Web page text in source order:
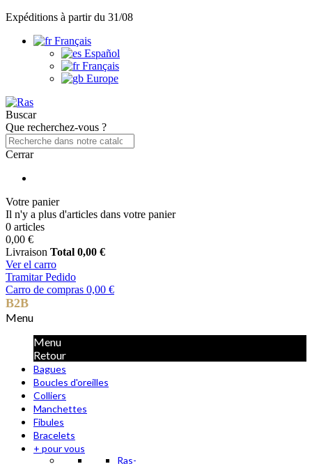
Expéditions à partir du 31/08
Français
Español
Français
Europe
Buscar
Que recherchez-vous ?
Cerrar
Votre panier
Il n'y a plus d'articles dans votre panier
0 articles
0,00 €
Livraison Total 0,00 €
Ver el carro
Tramitar Pedido
Carro de compras 0,00 €
B2B
Menu
Menu
Retour
Bagues
Boucles d'oreilles
Colliers
Manchettes
Fibules
Bracelets
+ pour vous
Ras-